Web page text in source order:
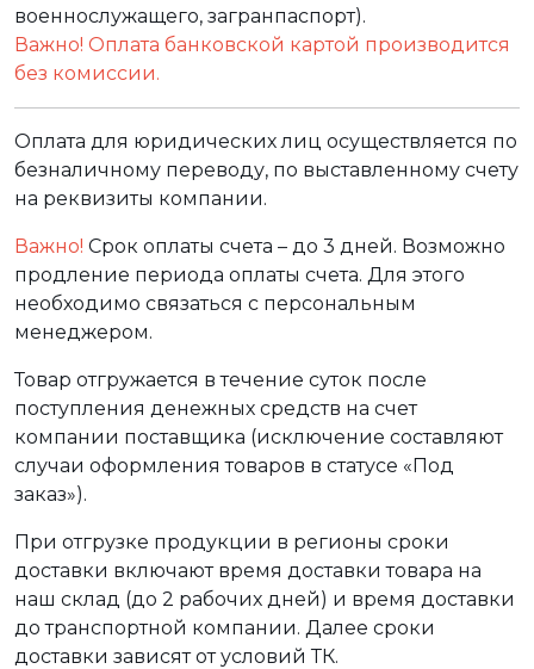
военнослужащего, загранпаспорт).
Важно! Оплата банковской картой производится
без комиссии.
Оплата для юридических лиц осуществляется по
безналичному переводу, по выставленному счету
на реквизиты компании.
Важно! Срок оплаты счета – до 3 дней. Возможно
продление периода оплаты счета. Для этого
необходимо связаться с персональным
менеджером.
Товар отгружается в течение суток после
поступления денежных средств на счет
компании поставщика (исключение составляют
случаи оформления товаров в статусе «Под
заказ»).
При отгрузке продукции в регионы сроки
доставки включают время доставки товара на
наш склад (до 2 рабочих дней) и время доставки
до транспортной компании. Далее сроки
доставки зависят от условий ТК.